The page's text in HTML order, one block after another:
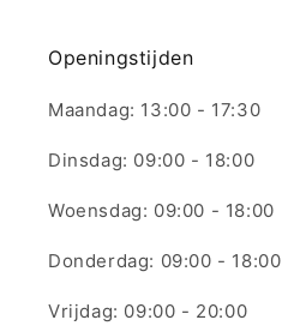
Openingstijden
Maandag: 13:00 - 17:30
Dinsdag: 09:00 - 18:00
Woensdag: 09:00 - 18:00
Donderdag: 09:00 - 18:00
Vrijdag: 09:00 - 20:00